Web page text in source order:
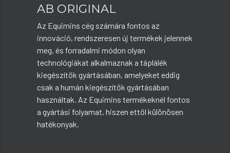
AB ORIGINAL
Az Equimins cég számára fontos az
innováció, rendszeresen új termékek jelennek
meg, és forradalmi módon olyan
technológiákat alkalmaznak a táplálék
kiegészítők gyártásában, amelyeket eddig
csak a humán kiegészítők gyártásában
használtak. Az Equimins termékeknél fontos
a gyártási folyamat, hiszen ettől különösen
hatékonyak.